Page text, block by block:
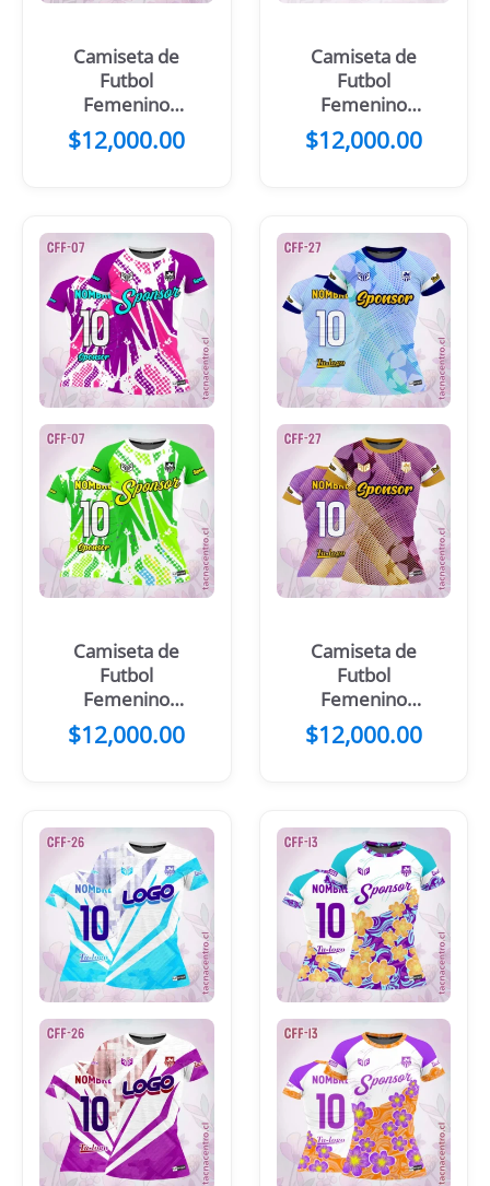
Camiseta de
Futbol
Femenino
Negro Morado
Flores
$12,000.00
Camiseta de
Futbol
Femenino
Celeste Cuello
Azul
$12,000.00
Camiseta de
Futbol
Femenino
Morado Blanco
$12,000.00
Camiseta de
Futbol
Femenino
Celeste Azul
Puntos
$12,000.00